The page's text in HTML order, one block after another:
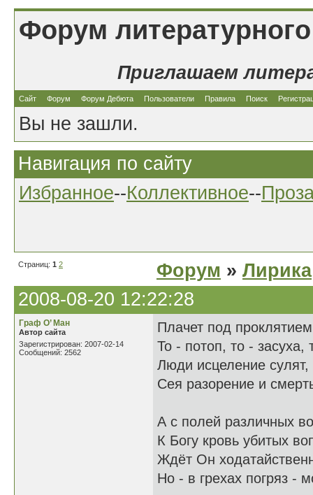
Форум
Приглашаем
Сайт Форум Форум Дебюта Пользователи Правила Поиск
Вы не зашли.
Навигация по сайту
Избранное--Коллективное--
Страниц: 1 2 Форум » Лирика
2008-08-20 12:22:28
Граф О’ Ман
Автор сайта
Зарегистрирован: 2007-02-14
Сообщений: 2562
Плачет под
То - потоп, то - засуха,
Люди исцеление сулят,
Сея разорение и
А с полей различных
К Богу кровь убитых
Ждёт Он
Но - в грехах погряз -